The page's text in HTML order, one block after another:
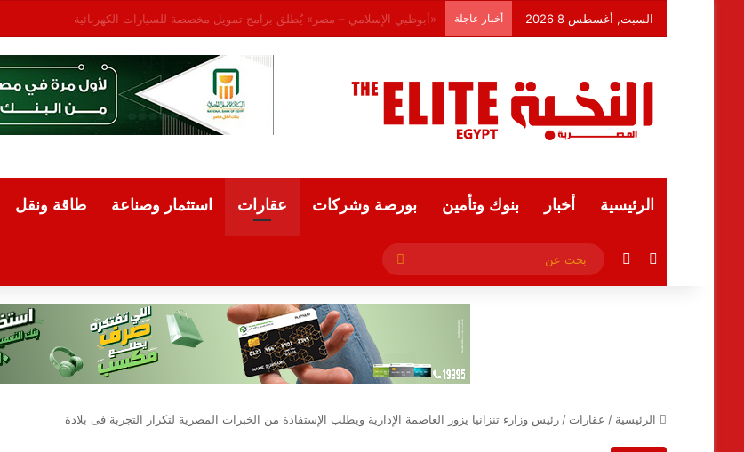
السبت, أغسطس 8 2026 أخبار عاجلة وزيرا الأوقاف والتخطيط والتنمية الاقتصادية يبحثان تعزيز التعاون المشترك لدعم جهود التنمية
الرئيسية أخبار بنوك وتأمين بورصة وشركات عقارات استثمار وصناعة طاقة ونقل
فيسبوكملخص الموقع RSS
بحث
عن
الرئيسية / عقارات /رئيس وزارء تنزانيا يزور العاصمة الإدارية ويطلب الإستفادة من الخبرات المصرية لتكرار التجربة فى بلادة